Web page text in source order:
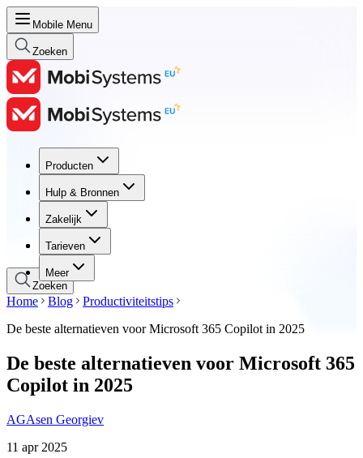
Mobile Menu
Zoeken
Producten
Hulp & Bronnen
Zakelijk
Tarieven
Meer
Producten
Hulp & Bronnen
Zakelijk
Tarieven
Zoeken
Home Blog
Productiviteitstips
De beste alternatieven voor Microsoft 365 Copilot in 2025
De beste alternatieven voor Microsoft 365
Copilot in 2025
AGAsen Georgiev
11 apr 2025